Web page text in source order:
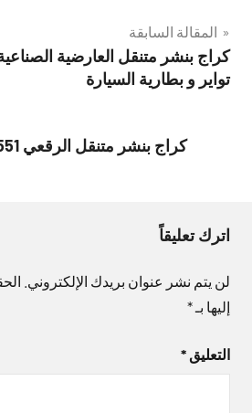
تصفّح
المقالات
المقالة السابقة
تواير و بطارية السيارة
اترك تعليقاً
لن يتم نشر عنوان بريدك الإلكتروني.
إليها بـ*
التعليق *